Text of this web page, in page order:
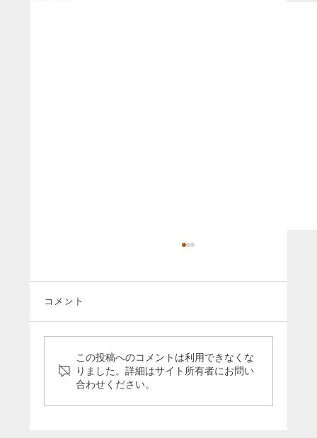
コメント
この投稿へのコメントは利用できなくな
りました。詳細はサイト所有者にお問い
合わせください。